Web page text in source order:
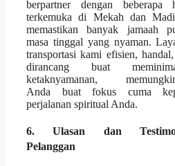
berpartner dengan beberapa
terkemuka di Mekah dan
memastikan banyak jamaah
masa tinggal yang nyaman.
transportasi kami efisien,
dirancang buat
ketaknyamanan,
Anda buat fokus cuma
perjalanan spiritual Anda.
6. Ulasan dan
Pelanggan